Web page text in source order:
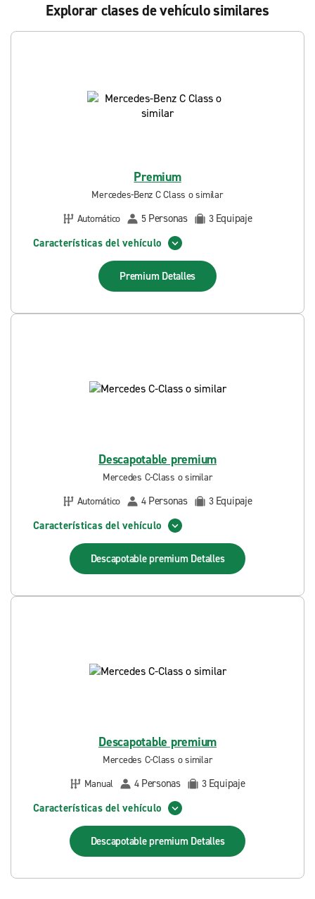
Explorar clases de vehículo similares
Premium
Mercedes-Benz C Class o similar
Automático
5 Personas 3 Equipaje
Características del vehículo
Premium Detalles
Descapotable premium
Mercedes C-Class o similar
Automático
4 Personas 3 Equipaje
Características del vehículo
Descapotable premium Detalles
Descapotable premium
Mercedes C-Class o similar
Manual
4 Personas 3 Equipaje
Características del vehículo
Descapotable premium Detalles